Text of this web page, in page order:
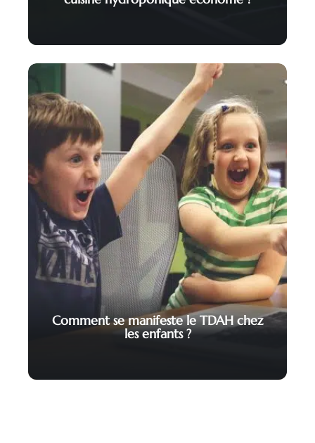
Comment se manifeste le TDAH chez
les enfants ?